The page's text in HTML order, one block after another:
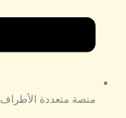
منصة متعددة الأطراف